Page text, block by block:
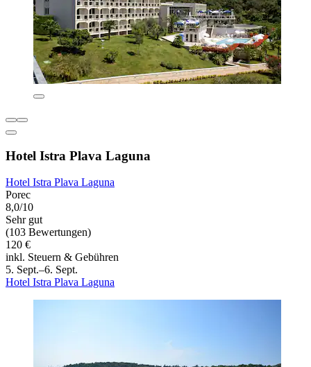
Hotel Istra Plava Laguna
Hotel Istra Plava Laguna
Porec
8,0/10
Sehr gut
(103 Bewertungen)
120 €
inkl. Steuern & Gebühren
5. Sept.–6. Sept.
Hotel Istra Plava Laguna